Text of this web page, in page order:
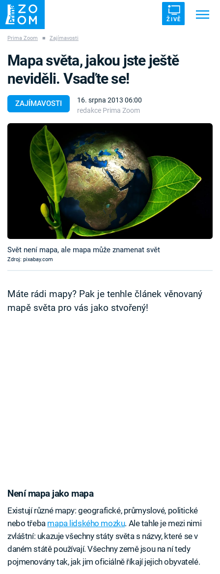
ŽIVĚ
ZÁHADY VETŘELCI DÁVNOVĚKU
Témata
Témata
Pořady
TV Program
Sledujte prima+
Prima Zoom ■ Zajímavosti
ZAJÍMAVOSTI
16. srpna 2013 06:00
redakce Prima Zoom
Mapa světa, jakou jste ještě
neviděli. Vsaďte se!
Svět není mapa, ale mapa může znamenat svět
Zdroj: pixabay.com
Máte rádi mapy? Pak je tenhle článek věnovaný
mapě světa pro vás jako stvořený!
Není mapa jako mapa
Existují různé mapy: geografické, průmyslové, politické
nebo třeba mapa lidského mozku. Ale tahle je mezi nimi
zvláštní: ukazuje všechny státy světa s názvy, které se v
daném státě používají. Všechny země jsou na ní tedy
pojmenovány tak, jak jim oficiálně říkají jejich obyvatelé.